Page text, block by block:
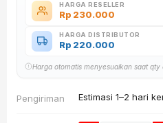
HARGA RESELLER
Rp 230.000
HARGA DISTRIBUTOR
Rp 220.000
Harga otomatis menyesuaikan saat qty
Pengiriman Estimasi 1–2 hari